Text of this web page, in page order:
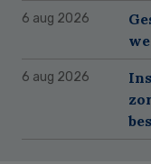
6 aug 2026
6 aug 2026